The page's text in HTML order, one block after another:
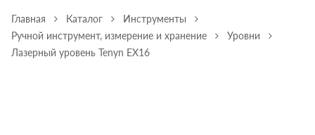
Главная Каталог
Инструменты
Ручной инструмент, измерение и хранение
Уровни
Лазерный уровень Tenyn EX16